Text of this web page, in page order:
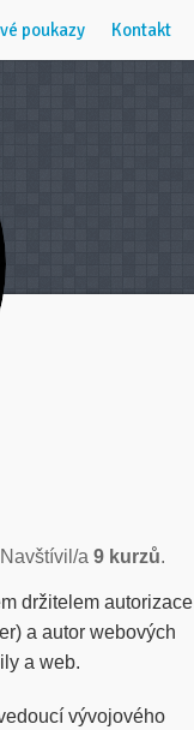
poukazy Kontakt
a 9 kurzů.
držitelem autorizace
a autor webových
a web.
vývojového